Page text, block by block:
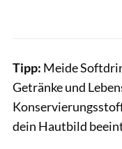
Tipp: Meide
Getränke und
dein Hautbild